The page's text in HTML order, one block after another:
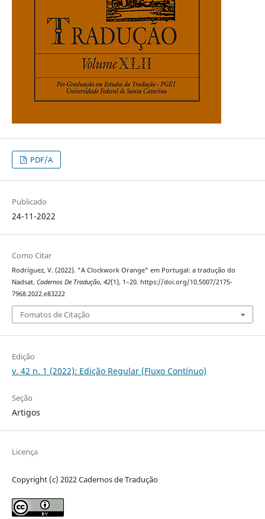
PDF/A
Publicado
24-11-2022
Como Citar
Rodríguez, V. (2022). "A Clockwork Orange" em Portugal: a tradução do
Nadsat. Cadernos De Tradução, 42(1), 1–20. https://doi.org/10.5007/2175-
7968.2022.e83222
Fomatos de Citação
Edição
v. 42 n. 1 (2022): Edição Regular (Fluxo Contínuo)
Seção
Artigos
Licença
Copyright (c) 2022 Cadernos de Tradução